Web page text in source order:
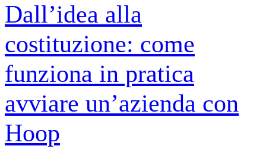
Dall’idea alla
costituzione: come
funziona in pratica
avviare un’azienda con
Hoop